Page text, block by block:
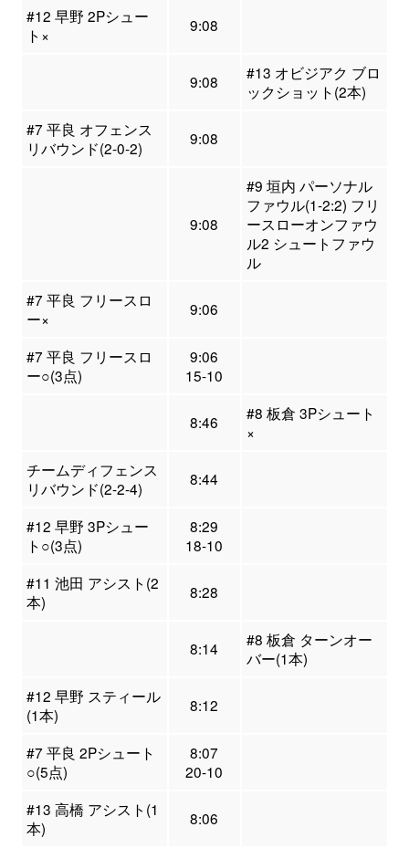
#12 早野 2Pシュー
ト×
9:08
9:08
#13 オビジアク ブロ
ックショット(2本)
#7 平良 オフェンス
リバウンド(2-0-2)
9:08
9:08
#9 垣内 パーソナル
ファウル(1-2:2) フリ
ースローオンファウ
ル2 シュートファウ
ル
#7 平良 フリースロ
ー×
9:06
#7 平良 フリースロ
ー○(3点)
9:06
15-10
8:46
#8 板倉 3Pシュート
×
チームディフェンス
リバウンド(2-2-4)
8:44
#12 早野 3Pシュー
ト○(3点)
8:29
18-10
#11 池田 アシスト(2
本)
8:28
8:14
#8 板倉 ターンオー
バー(1本)
#12 早野 スティール
(1本)
8:12
#7 平良 2Pシュート
○(5点)
8:07
20-10
#13 高橋 アシスト(1
本)
8:06